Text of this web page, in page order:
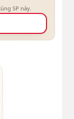
SP này.